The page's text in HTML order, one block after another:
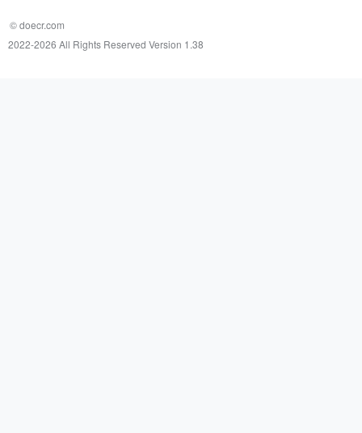
© doecr.com
2022-2026 All Rights Reserved Version 1.38